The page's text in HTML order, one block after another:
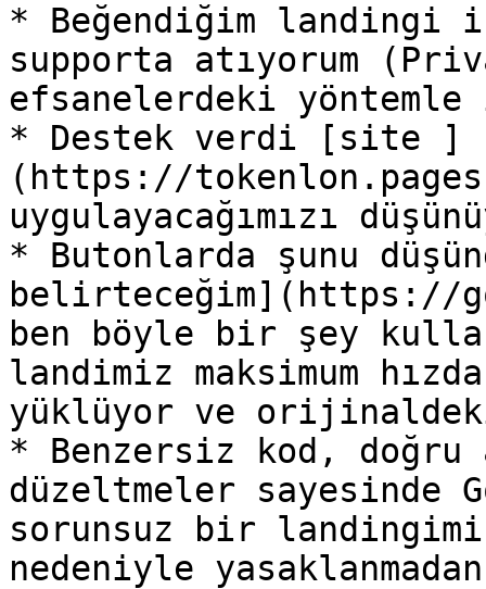
* Beğendiğim landingi
supporta atıyorum
efsanelerdeki
* Destek verdi [site ]
(https://
uygulayacağımızı
* Butonlarda şunu
belirteceğim](https://
ben böyle bir şey
landimiz maksimum
yüklüyor ve
* Benzersiz kod, doğru
düzeltmeler sayesinde
sorunsuz bir
nedeniyle